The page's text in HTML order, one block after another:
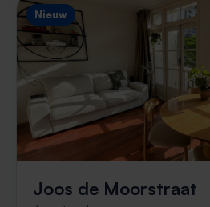
Nieuw
Joos de Moorstraat